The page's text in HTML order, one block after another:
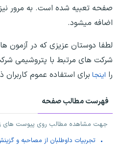
صفحه تعبیه شده است. به مرور
اضافه میشود.
لطفا دوستان عزیزی که در آزمون
شرکت های مرتبط با پتروشیمی
را اینجا برای استفاده عموم کاربران
فهرست مطالب صفحه
جهت مشاهده مطالب روی پیوست های
تجربیات داوطلبان از مصاحبه و